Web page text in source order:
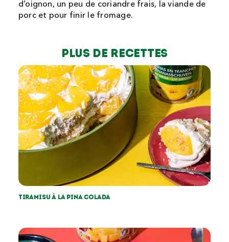
d’oignon, un peu de coriandre frais, la viande de
porc et pour finir le fromage.
Plus de recettes
Tiramisu à la pina colada